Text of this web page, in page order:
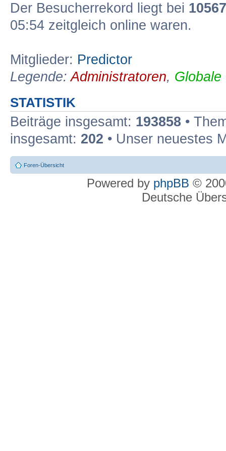
Der Besucherrekord liegt bei 10567
05:54 zeitgleich online waren.
Mitglieder: Predictor
Legende:Administratoren, Globale
STATISTIK
Beiträge insgesamt: 193858 •
insgesamt: 202 • Unser neuestes
Foren-Übersicht
Powered by phpBB ©
Deutsche